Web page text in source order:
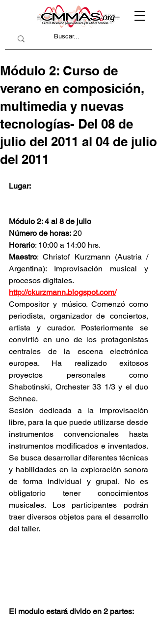
Módulo 2: Curso de
verano en composición,
multimedia y nuevas
tecnologías- Del 08 de
julio del 2011 al 04 de julio
del 2011
Lugar:
Módulo 2: 4 al 8 de julio
Número de horas: 20
Horario: 10:00 a 14:00 hrs.
Maestro: Christof Kurzmann (Austria /
Argentina): Improvisación musical y
procesos digitales.
http://ckurzmann.blogspot.com/
Compositor y músico. Comenzó como
periodista, organizador de conciertos,
artista y curador. Posteriormente se
convirtió en uno de los protagonistas
centrales de la escena electrónica
europea. Ha realizado exitosos
proyectos personales como
Shabotinski, Orchester 33 1/3 y el duo
Schnee.
Sesión dedicada a la improvisación
libre, para la que puede utilizarse desde
instrumentos convencionales hasta
instrumentos modificados e inventados.
Se busca desarrollar diferentes técnicas
y habilidades en la exploración sonora
de forma individual y grupal. No es
obligatorio tener conocimientos
musicales. Los participantes podrán
traer diversos objetos para el desarrollo
del taller.
El modulo estará divido en 2 partes: